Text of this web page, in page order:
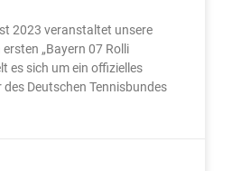
2023 veranstaltet unsere
„Bayern 07 Rolli
es sich um ein offizielles
Deutschen Tennisbundes